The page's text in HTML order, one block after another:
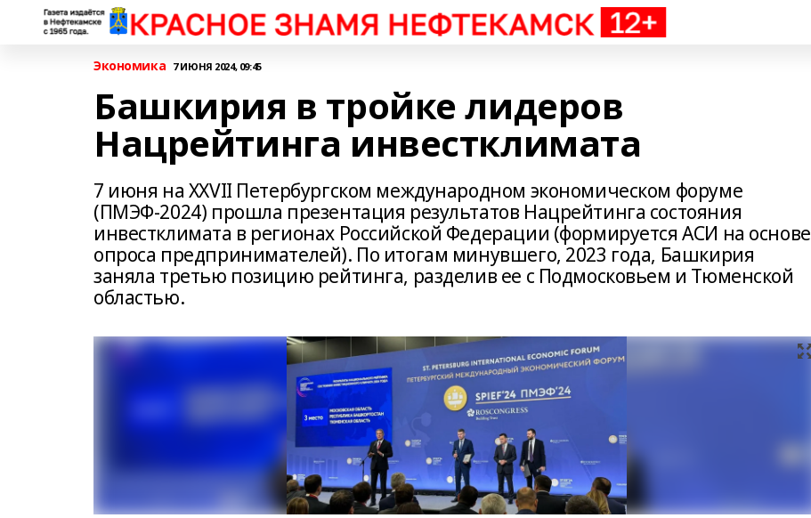
Экономика 7 ИЮНЯ 2024, 09:45
Башкирия в тройке лидеров
Нацрейтинга инвестклимата
7 июня на XXVII Петербургском международном экономическом форуме
(ПМЭФ-2024) прошла презентация результатов Нацрейтинга состояния
инвестклимата в регионах Российской Федерации (формируется АСИ на основе
опроса предпринимателей). По итогам минувшего, 2023 года, Башкирия
заняла третью позицию рейтинга, разделив ее с Подмосковьем и Тюменской
областью.